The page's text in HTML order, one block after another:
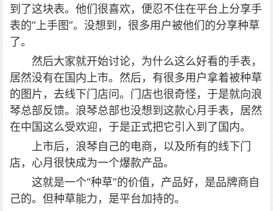
到了这块表。他们很喜欢，便忍不住在平台上分享手
表的“上手图”。没想到，很多用户被他们的分享种草
了。
然后大家就开始讨论，为什么这么好看的手表，
居然没有在国内上市。然后，有很多用户拿着被种草
的图片，去线下门店问。门店也很奇怪，于是就向浪
琴总部反馈。浪琴总部也没想到这款心月手表，居然
在中国这么受欢迎，于是正式把它引入到了国内。
上市后，浪琴自己的电商，以及所有的线下门
店，心月很快成为一个爆款产品。
这就是一个“种草”的价值，产品好，是品牌商自
己的。但种草能力，是平台加持的。